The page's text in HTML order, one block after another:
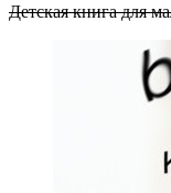
Детская книга для